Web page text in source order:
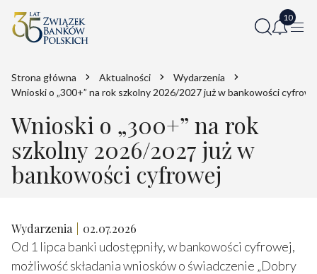
Strona główna Aktualności
Wydarzenia
Wnioski o „300+” na rok szkolny 2026/2027 już w bankowości
Wnioski o „300+” na rok
szkolny 2026/2027 już w
bankowości cyfrowej
Wydarzenia 02.07.2026
Od 1 lipca banki udostępniły, w bankowości cyfrowej,
możliwość składania wniosków o świadczenie „Dobry